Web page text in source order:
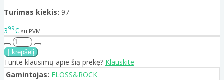
Turimas kiekis: 97
399€ su PVM
Turite klausimų apie šią prekę? Klauskite
Gamintojas: FLOSS&ROCK